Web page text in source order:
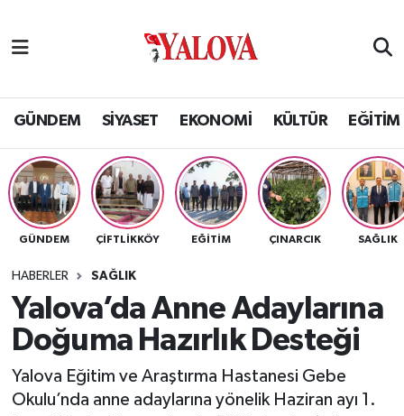
GÜNDEM SİYASET EKONOMİ KÜLTÜR EĞİTİM
GÜNDEM ÇİFTLİKKÖY EĞİTİM ÇINARCIK SAĞLIK
HABERLER SAĞLIK
Yalova’da Anne Adaylarına
Doğuma Hazırlık Desteği
Yalova Eğitim ve Araştırma Hastanesi Gebe
Okulu’nda anne adaylarına yönelik Haziran ayı 1.
SİYASET
EKONOMİ
KÜLTÜR
BİLİM VE TEKNOLOJİ
ASAYİŞ
SAĞLIK
Yalova Nöbetçi Eczaneler
Yalova Hava Durumu
Yalova Namaz Vakitleri
Yalova Trafik Yoğunluk Haritası
Tüm Manşetler
Son Dakika Haberleri
Haber Arşivi